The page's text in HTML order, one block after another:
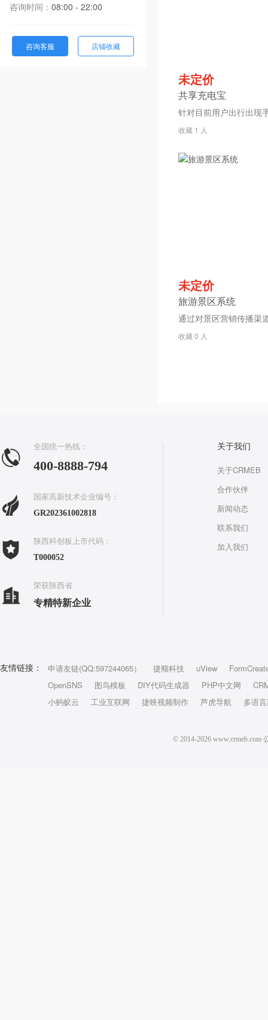
咨询时间： 08:00 - 22:00
咨询客服 店铺收藏
未定价
共享充电宝
收藏 1 人
未定价
旅游景区系统
收藏 0 人
全国统一热线：
400-8888-794
国家高新技术企业编号：
GR202361002818
陕西科创板上市代码：
T000052
荣获陕西省
专精特新企业
关于我们
关于CRMEB
合作伙伴
新闻动态
联系我们
加入我们
友情链接： 申请友链(QQ:597244065） 捷顺科技 uView
OpenSNS
图鸟模板 DIY代码生成器 PHP中文网
小蚂蚁云
工业互联网 捷映视频制作 芦虎导航 多语
© 2014-2026